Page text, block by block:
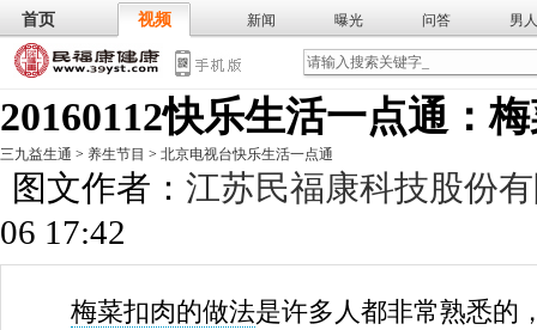
首页 视频 新闻 曝光 问答 男人
武术 气功 膳食 食谱 营养
20160112快乐生活一点通：
三九益生通 > 养生节目 > 北京电视台快乐生活一点通
图文作者： 江苏民福康科技股份
06 17:42
梅菜扣肉的做法是许多人都非常熟悉的